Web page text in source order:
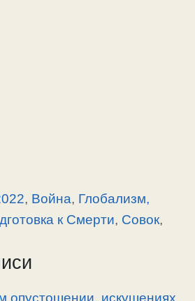
, Война, Глобализм,
к Смерти, Совок,
опустошении, искушениях